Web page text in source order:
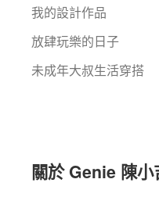
我的設計作品
放肆玩樂的日子
未成年大叔生活穿搭
關於 Genie 陳小